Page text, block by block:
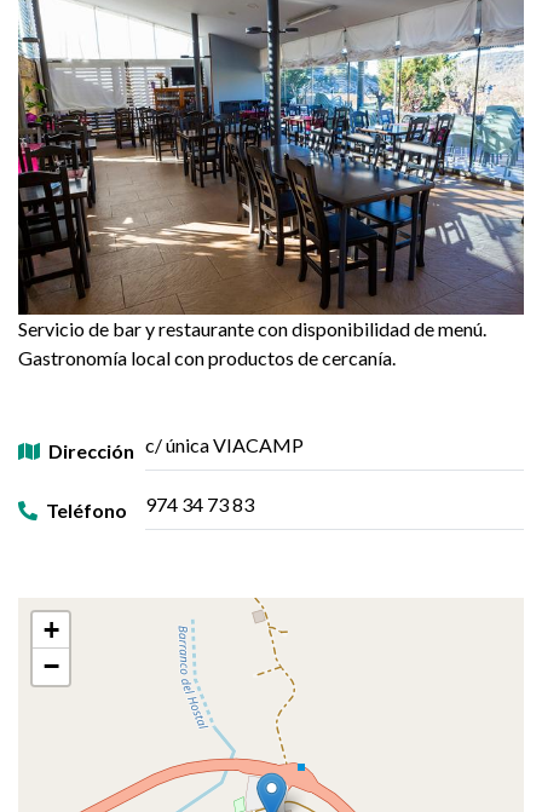
Servicio de bar y restaurante con disponibilidad de menú.
Gastronomía local con productos de cercanía.
Dirección c/ única VIACAMP
Teléfono 974 34 73 83
+
−